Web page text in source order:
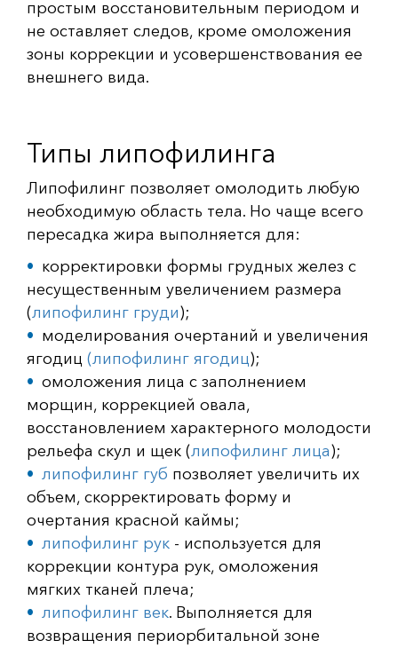
простым восстановительным периодом и
не оставляет следов, кроме омоложения
зоны коррекции и усовершенствования ее
внешнего вида.
Типы липофилинга
Липофилинг позволяет омолодить любую
необходимую область тела. Но чаще всего
пересадка жира выполняется для:
корректировки формы грудных желез с
несущественным увеличением размера
(липофилинг груди);
моделирования очертаний и увеличения
ягодиц (липофилинг ягодиц);
омоложения лица с заполнением
морщин, коррекцией овала,
восстановлением характерного молодости
рельефа скул и щек (липофилинг лица);
липофилинг губ позволяет увеличить их
объем, скорректировать форму и
очертания красной каймы;
липофилинг рук - используется для
коррекции контура рук, омоложения
мягких тканей плеча;
липофилинг век. Выполняется для
возвращения периорбитальной зоне